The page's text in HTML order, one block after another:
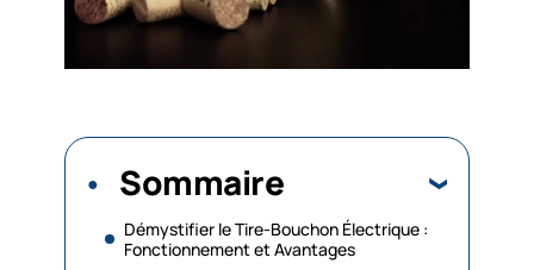
Sommaire
Démystifier le Tire-Bouchon Électrique :
Fonctionnement et Avantages